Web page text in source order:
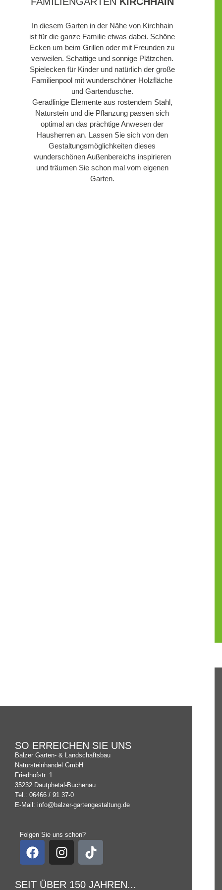
In diesem Garten in der Nähe von Kirchhain
ist für die ganze Familie etwas dabei. Schöne
Ecken um beim Grillen oder mit Freunden zu
verweilen. Schattige und sonnige Plätzchen.
Spielecken für Kinder und natürlich der große
Familienpool mit wunderschöner Holzfläche
und Gartendusche.
Geradlinige Elemente aus rostendem Stahl,
Naturstein und die Pflanzung passen sich
optimal an das prächtige Anwesen der
Hausherren an. Lassen Sie sich von den
Gestaltungsmöglichkeiten dieses
wunderschönen Außenbereichs inspirieren
und träumen Sie schon mal vom eigenen
Garten.
SO ERREICHEN SIE UNS
Balzer Garten- & Landschaftsbau
Natursteinhandel GmbH
Friedhofstr. 1
35232 Dautphetal-Buchenau
Tel.: 06466 / 91 37-0
E-Mail: info@balzer-gartengestaltung.de
Folgen Sie uns schon?
SEIT ÜBER 150 JAHREN...